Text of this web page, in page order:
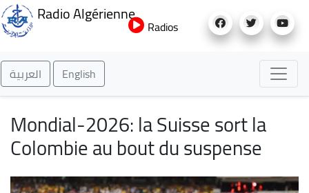
au
Radio Algérienne
Radios
العربية English
Mondial-2026: la Suisse sort la
Colombie au bout du suspense